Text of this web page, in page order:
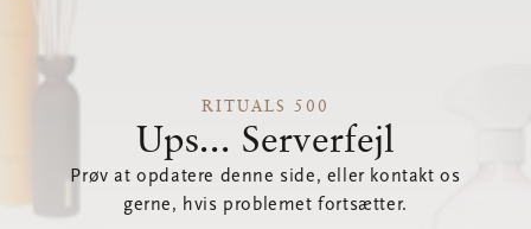
RITUALS 500
Ups... Serverfejl
Prøv at opdatere denne side, eller kontakt os
gerne, hvis problemet fortsætter.